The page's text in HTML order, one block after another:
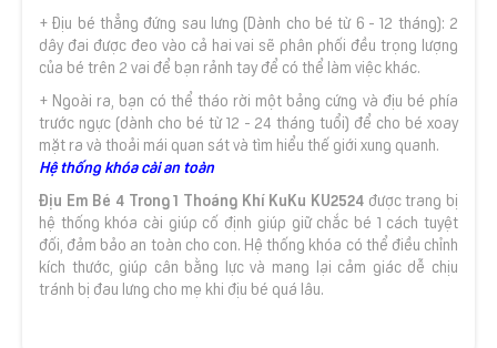
+ Địu bé thẳng đứng sau lưng (Dành cho bé từ 6 - 12 tháng): 2
dây đai được đeo vào cả hai vai sẽ phân phối đều trọng lượng
của bé trên 2 vai để bạn rảnh tay để có thể làm việc khác.
+ Ngoài ra, bạn có thể tháo rời một bảng cứng và địu bé phía
trước ngực (dành cho bé từ 12 - 24 tháng tuổi) để cho bé xoay
mặt ra và thoải mái quan sát và tìm hiểu thế giới xung quanh.
Hệ thống khóa cài an toàn
Địu Em Bé 4 Trong 1 Thoáng Khí KuKu KU2524 được trang bị
hệ thống khóa cài giúp cố định giúp giữ chắc bé 1 cách tuyệt
đối, đảm bảo an toàn cho con. Hệ thống khóa có thể điều chỉnh
kích thước, giúp cân bằng lực và mang lại cảm giác dễ chịu
tránh bị đau lưng cho mẹ khi địu bé quá lâu.